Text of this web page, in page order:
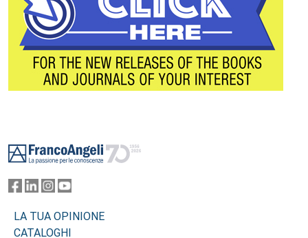
LA TUA OPINIONE
CATALOGHI